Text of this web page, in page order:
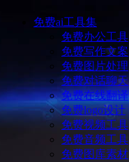
免费ai工具集
免费办公工具
免费写作文案
免费图片处理
免费对话聊天
免费在线翻译
免费logo设计
免费视频工具
免费音频工具
免费图库素材